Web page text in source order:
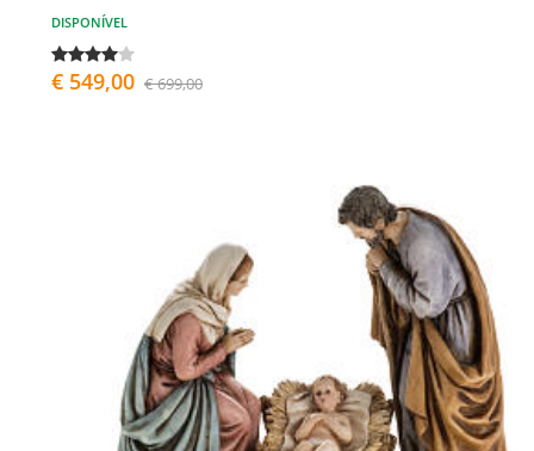
DISPONÍVEL
€ 549,00 € 699,00